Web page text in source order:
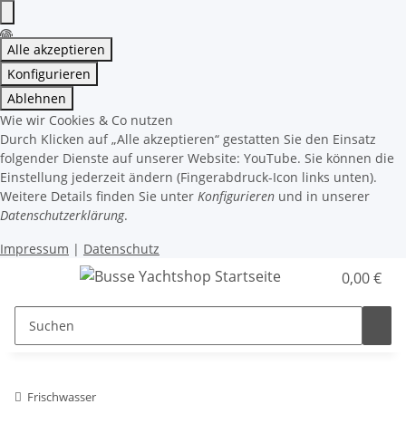
Alle akzeptieren
Konfigurieren
Ablehnen
Wie wir Cookies & Co nutzen
Durch Klicken auf „Alle akzeptieren“ gestatten Sie den Einsatz
folgender Dienste auf unserer Website: YouTube. Sie können die
Einstellung jederzeit ändern (Fingerabdruck-Icon links unten).
Weitere Details finden Sie unter Konfigurieren und in unserer
Datenschutzerklärung.
Impressum | Datenschutz
0,00 €
Frischwasser